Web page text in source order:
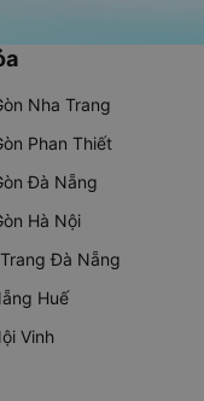
Nha Trang
Phan Thiết
Đà Nẵng
Hà Nội
Đà Nẵng
Huế
Vinh